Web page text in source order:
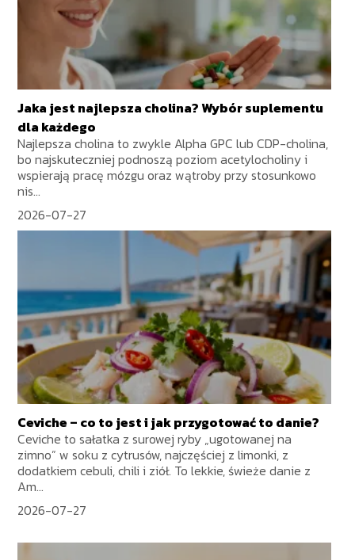
Jaka jest najlepsza cholina? Wybór suplementu
dla każdego
Najlepsza cholina to zwykle Alpha GPC lub CDP-cholina,
bo najskuteczniej podnoszą poziom acetylocholiny i
wspierają pracę mózgu oraz wątroby przy stosunkowo
nis...
2026-07-27
Ceviche – co to jest i jak przygotować to danie?
Ceviche to sałatka z surowej ryby „ugotowanej na
zimno” w soku z cytrusów, najczęściej z limonki, z
dodatkiem cebuli, chili i ziół. To lekkie, świeże danie z
Am...
2026-07-27